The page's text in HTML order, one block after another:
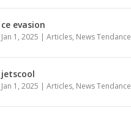
ce evasion
Jan 1, 2025 |Articles, News Tendance
jetscool
Jan 1, 2025 |Articles, News Tendance